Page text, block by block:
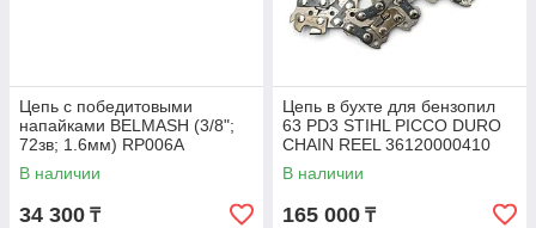
Цепь с победитовыми
напайками BELMASH (3/8";
72зв; 1.6мм) RP006A
В наличии
34 300 ₸
Цепь в бухте для бензопил
63 PD3 STIHL PICCO DURO
CHAIN REEL 36120000410
В наличии
165 000 ₸